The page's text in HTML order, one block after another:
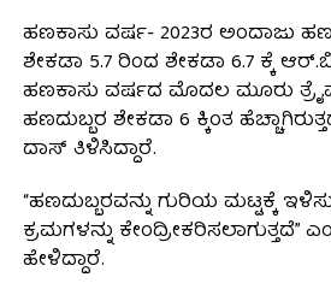
ಹಣಕಾಸು ವರ್ಷ- 2023ರ ಅಂದಾಜು
ಶೇಕಡಾ 5.7 ರಿಂದ ಶೇಕಡಾ 6.7 ಕ್ಕೆ
ಹಣಕಾಸು ವರ್ಷದ ಮೊದಲ ಮೂರು
ಹಣದುಬ್ಬರ ಶೇಕಡಾ 6 ಕ್ಕಿಂತ
ದಾಸ್ ತಿಳಿಸಿದ್ದಾರೆ.
“ಹಣದುಬ್ಬರವನ್ನು ಗುರಿಯ ಮಟ್ಟಕ್ಕೆ
ಕ್ರಮಗಳನ್ನು
ಹೇಳಿದ್ದಾರೆ.